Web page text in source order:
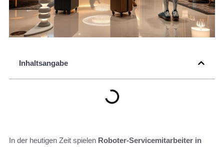
Inhaltsangabe
In der heutigen Zeit spielen Roboter-Servicemitarbeiter in